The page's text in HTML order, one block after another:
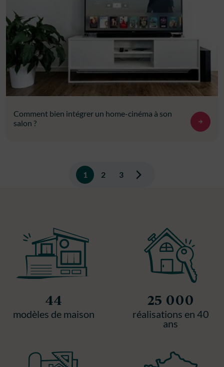
Comment bien intégrer un home-cinéma à son
salon ?
Pagination
1 2 3
44
modèles de maison
25 000
réalisations en 40
ans